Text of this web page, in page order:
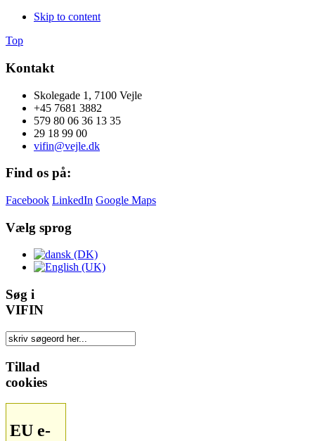
Skip to content
Top
Kontakt
Skolegade 1, 7100 Vejle
+45 7681 3882
579 80 06 36 13 35
29 18 99 00
vifin@vejle.dk
Find os på:
Facebook LinkedIn Google Maps
Vælg sprog
Søg i
VIFIN
Tillad
cookies
EU e-